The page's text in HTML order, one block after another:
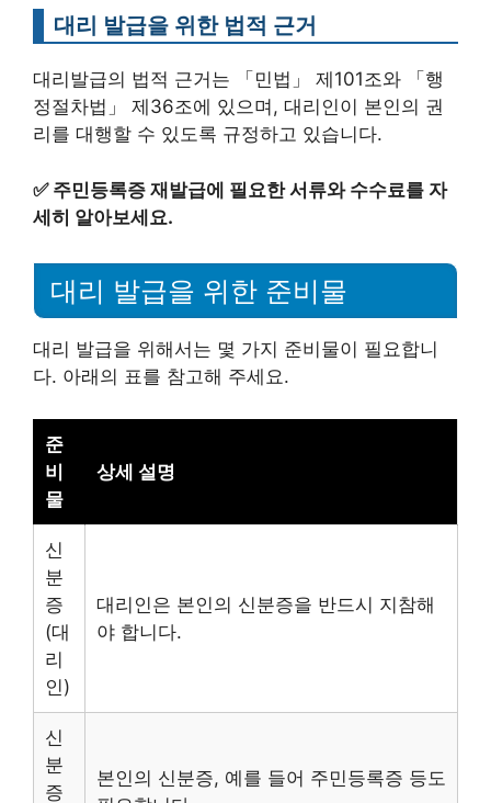
대리 발급을 위한 법적 근거
대리발급의 법적 근거는 「민법」 제101조와 「행
정절차법」 제36조에 있으며, 대리인이 본인의 권
리를 대행할 수 있도록 규정하고 있습니다.
✅ 주민등록증 재발급에 필요한 서류와 수수료를 자
세히 알아보세요.
대리 발급을 위한 준비물
대리 발급을 위해서는 몇 가지 준비물이 필요합니
다. 아래의 표를 참고해 주세요.
준
비
물
상세 설명
신
분
증
(대
리
인)
대리인은 본인의 신분증을 반드시 지참해
야 합니다.
신
분
증
본인의 신분증, 예를 들어 주민등록증 등도